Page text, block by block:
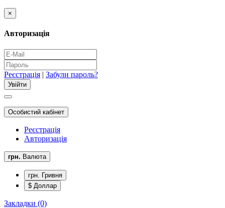
×
Авторизація
Реєстрація | Забули пароль?
Особистий кабінет
Реєстрація
Авторизація
грн. Валюта
грн. Гривня
$ Доллар
Закладки (0)